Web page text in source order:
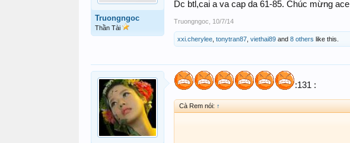
Truongngoc
Thần Tài
Dc btl,cai a va cap da 61-85. Chúc mừng ace
Truongngoc 10/7/14
xxi.cherylee tonytran87 viethai89 and 8 others like this.
:131 :
Cà Rem nói: ↑